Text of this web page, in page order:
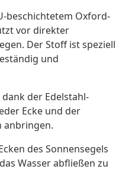
beschichtetem Oxford-
vor direkter
Der Stoff ist speziell
und
der Edelstahl-
Ecke und der
anbringen.
des Sonnensegels
Wasser abfließen zu